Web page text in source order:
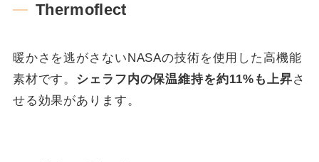
Thermoflect
暖かさを逃がさないNASAの技術を使用した高機能
素材です。 シェラフ内の保温維持を約11%も上昇さ
せる効果があります。